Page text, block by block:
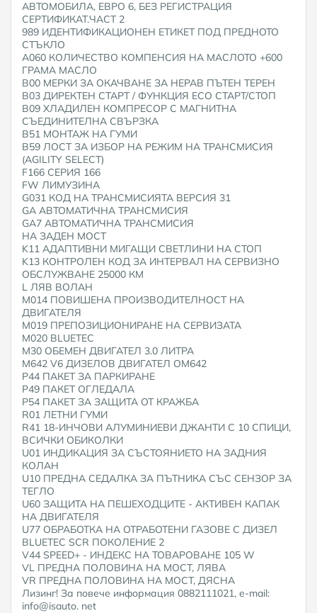
АВТОМОБИЛА, ЕВРО 6, БЕЗ РЕГИСТРАЦИЯ
СЕРТИФИКАТ.ЧАСТ 2
989 ИДЕНТИФИКАЦИОНЕН ЕТИКЕТ ПОД ПРЕДНОТО
СТЪКЛО
A060 КОЛИЧЕСТВО КОМПЕНСИЯ НА МАСЛОТО +600
ГРАМА МАСЛО
B00 МЕРКИ ЗА ОКАЧВАНЕ ЗА НЕРАВ ПЪТЕН ТЕРЕН
B03 ДИРЕКТЕН СТАРТ / ФУНКЦИЯ ECO СТАРТ/СТОП
B09 ХЛАДИЛЕН КОМПРЕСОР С МАГНИТНА
СЪЕДИНИТЕЛНА СВЪРЗКА
B51 МОНТАЖ НА ГУМИ
B59 ЛОСТ ЗА ИЗБОР НА РЕЖИМ НА ТРАНСМИСИЯ
(AGILITY SELECT)
F166 СЕРИЯ 166
FW ЛИМУЗИНА
G031 КОД НА ТРАНСМИСИЯТА ВЕРСИЯ 31
GA АВТОМАТИЧНА ТРАНСМИСИЯ
GA7 АВТОМАТИЧНА ТРАНСМИСИЯ
HA ЗАДЕН МОСТ
K11 АДАПТИВНИ МИГАЩИ СВЕТЛИНИ НА СТОП
K13 КОНТРОЛЕН КОД ЗА ИНТЕРВАЛ НА СЕРВИЗНО
ОБСЛУЖВАНЕ 25000 КМ
L ЛЯВ ВОЛАН
M014 ПОВИШЕНА ПРОИЗВОДИТЕЛНОСТ НА
ДВИГАТЕЛЯ
M019 ПРЕПОЗИЦИОНИРАНЕ НА СЕРВИЗАТА
M020 BLUETEC
M30 ОБЕМЕН ДВИГАТЕЛ 3.0 ЛИТРА
M642 V6 ДИЗЕЛОВ ДВИГАТЕЛ OM642
P44 ПАКЕТ ЗА ПАРКИРАНЕ
P49 ПАКЕТ ОГЛЕДАЛА
P54 ПАКЕТ ЗА ЗАЩИТА ОТ КРАЖБА
R01 ЛЕТНИ ГУМИ
R41 18-ИНЧОВИ АЛУМИНИЕВИ ДЖАНТИ С 10 СПИЦИ,
ВСИЧКИ ОБИКОЛКИ
U01 ИНДИКАЦИЯ ЗА СЪСТОЯНИЕТО НА ЗАДНИЯ
КОЛАН
U10 ПРЕДНА СЕДАЛКА ЗА ПЪТНИКА СЪС СЕНЗОР ЗА
ТЕГЛО
U60 ЗАЩИТА НА ПЕШЕХОДЦИТЕ - АКТИВЕН КАПАК
НА ДВИГАТЕЛЯ
U77 ОБРАБОТКА НА ОТРАБОТЕНИ ГАЗОВЕ С ДИЗЕЛ
BLUETEC SCR ПОКОЛЕНИЕ 2
V44 SPEED+ - ИНДЕКС НА ТОВАРОВАНЕ 105 W
VL ПРЕДНА ПОЛОВИНА НА МОСТ, ЛЯВА
VR ПРЕДНА ПОЛОВИНА НА МОСТ, ДЯСНА
Лизинг! За повече информация 0882111021, e-mail:
info@isauto. net